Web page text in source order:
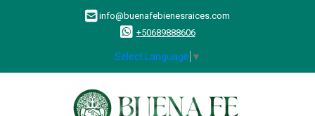
info@buenafebienesraices.com
+50689888606
Select Language ▼